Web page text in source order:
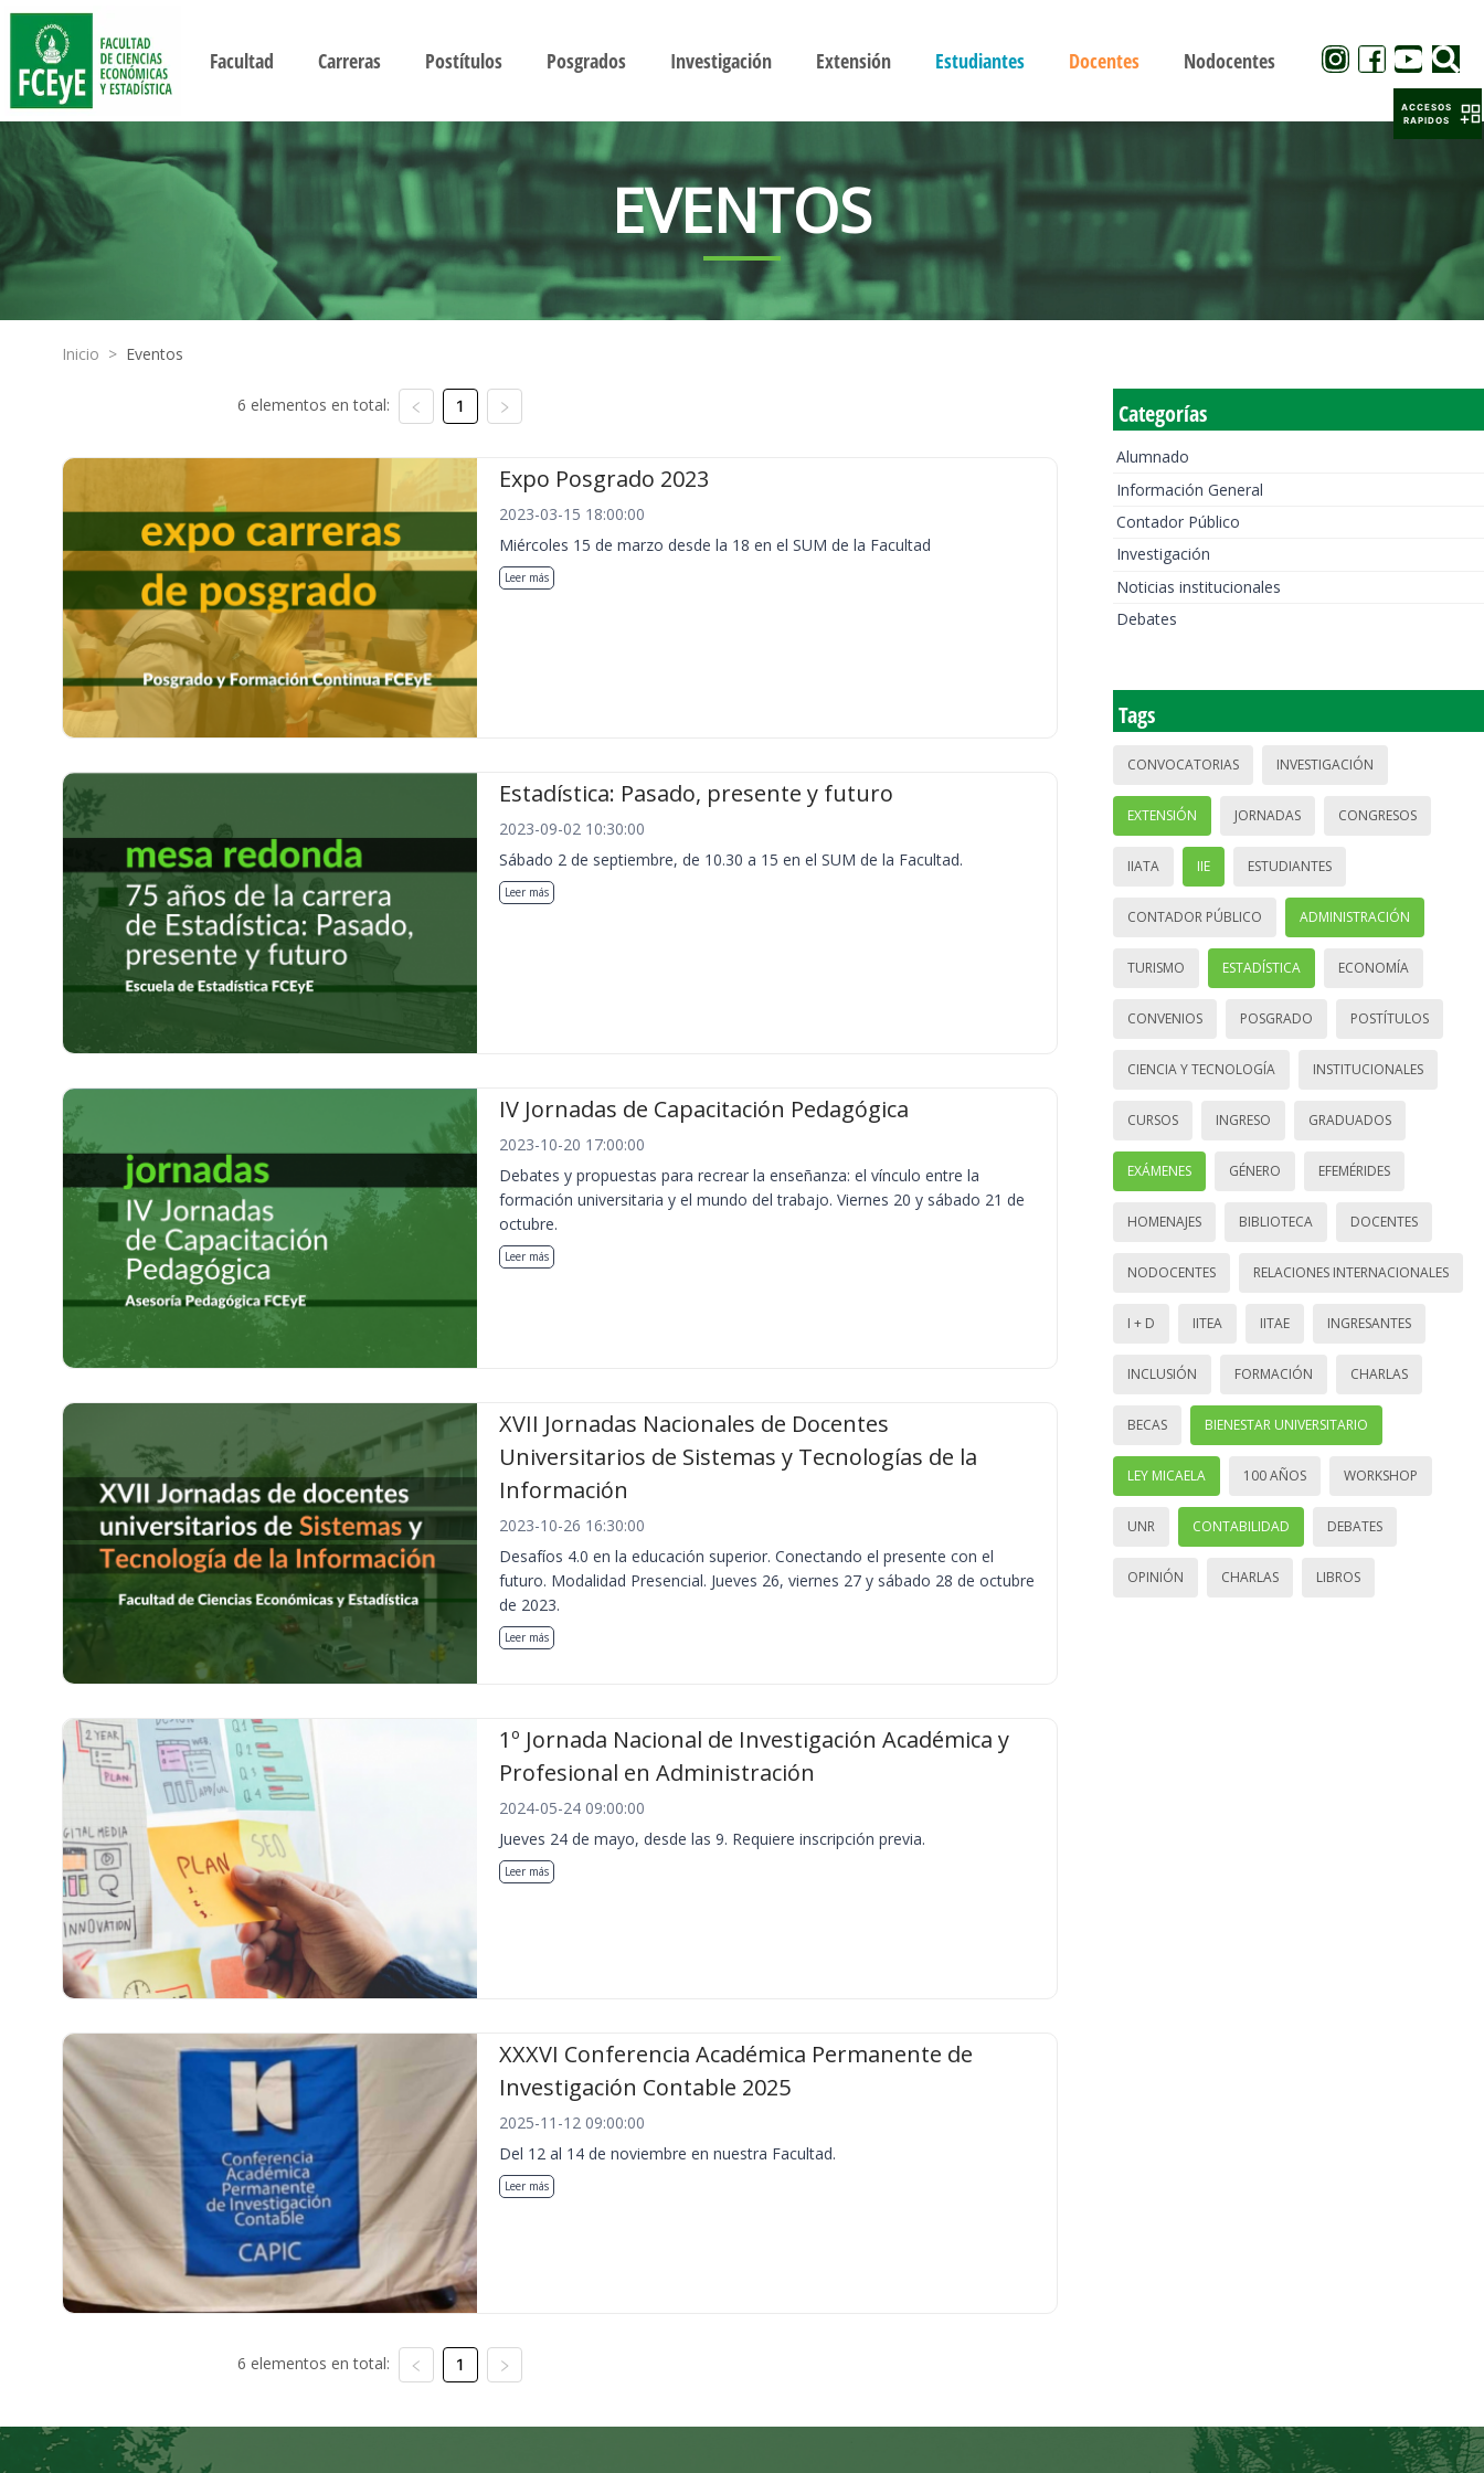
Facultad Carreras Postítulos Posgrados Investigación Extensión Estudiantes Docentes Nodocentes
EVENTOS
Inicio > Eventos
6 elementos en total: 1
Expo Posgrado 2023
2023-03-15 18:00:00
Miércoles 15 de marzo desde la 18 en el SUM de la Facultad
Leer más
Estadística: Pasado, presente y futuro
2023-09-02 10:30:00
Sábado 2 de septiembre, de 10.30 a 15 en el SUM de la Facultad.
Leer más
IV Jornadas de Capacitación Pedagógica
2023-10-20 17:00:00
Debates y propuestas para recrear la enseñanza: el vínculo entre la
formación universitaria y el mundo del trabajo. Viernes 20 y sábado 21 de
octubre.
Leer más
XVII Jornadas Nacionales de Docentes
Universitarios de Sistemas y Tecnologías de la
Información
2023-10-26 16:30:00
Desafíos 4.0 en la educación superior. Conectando el presente con el
futuro. Modalidad Presencial. Jueves 26, viernes 27 y sábado 28 de octubre
de 2023.
Leer más
1º Jornada Nacional de Investigación Académica y
Profesional en Administración
2024-05-24 09:00:00
Jueves 24 de mayo, desde las 9. Requiere inscripción previa.
Leer más
XXXVI Conferencia Académica Permanente de
Investigación Contable 2025
2025-11-12 09:00:00
Del 12 al 14 de noviembre en nuestra Facultad.
Leer más
6 elementos en total: 1
Categorías
Alumnado
Información General
Contador Público
Investigación
Noticias institucionales
Debates
Tags
CONVOCATORIAS INVESTIGACIÓN
EXTENSIÓN JORNADAS CONGRESOS
IIATA IIE ESTUDIANTES
CONTADOR PÚBLICO ADMINISTRACIÓN
TURISMO ESTADÍSTICA ECONOMÍA
CONVENIOS POSGRADO POSTÍTULOS
CIENCIA Y TECNOLOGÍA INSTITUCIONALES
CURSOS INGRESO GRADUADOS
EXÁMENES GÉNERO EFEMÉRIDES
HOMENAJES BIBLIOTECA DOCENTES
NODOCENTES RELACIONES INTERNACIONALES
I + D IITEA IITAE INGRESANTES
INCLUSIÓN FORMACIÓN CHARLAS
BECAS BIENESTAR UNIVERSITARIO
LEY MICAELA 100 AÑOS WORKSHOP
UNR CONTABILIDAD DEBATES
OPINIÓN CHARLAS LIBROS
ACCESOS
RAPIDOS